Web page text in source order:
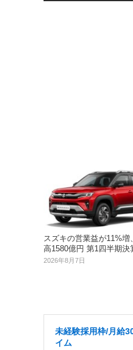
スズキの営業益が11%増
高1580億円 第1四半期決
2026年8月7日
未経験採用枠/月給
イム